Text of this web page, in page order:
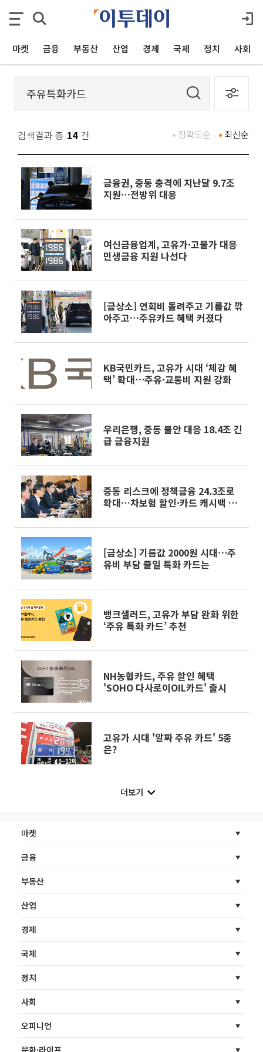
마켓 금융 부동산 산업 경제 국제 정치 사회
검색결과 총 14 건 최신순
정확도순
금융권, 중동 충격에 지난달 9.7조
지원…전방위 대응
여신금융업계, 고유가·고물가 대응
민생금융 지원 나선다
[금상소] 연회비 돌려주고 기름값 깎
아주고…주유카드 혜택 커졌다
KB국민카드, 고유가 시대 ‘체감 혜
택’ 확대⋯주유·교통비 지원 강화
우리은행, 중동 불안 대응 18.4조 긴
급 금융지원
중동 리스크에 정책금융 24.3조로
확대…차보험 할인·카드 캐시백 검
[금상소] 기름값 2000원 시대⋯주
유비 부담 줄일 특화 카드는
뱅크샐러드, 고유가 부담 완화 위한
‘주유 특화 카드’ 추천
NH농협카드, 주유 할인 혜택
'SOHO 다사로이OIL카드' 출시
고유가 시대 '알짜 주유 카드' 5종
은?
더보기
마켓
금융
부동산
산업
경제
국제
정치
사회
오피니언
문화·라이프